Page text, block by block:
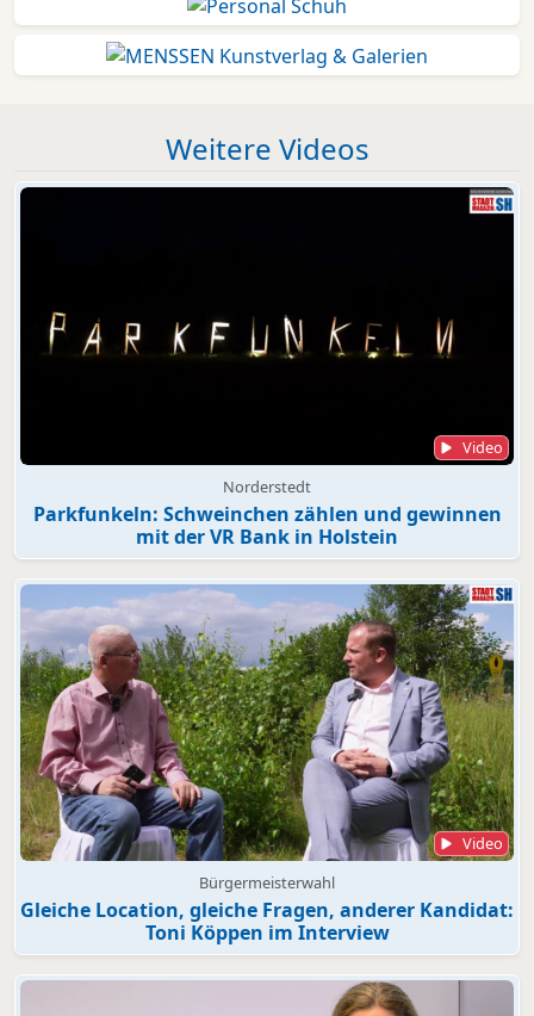
Weitere Videos
Video
Norderstedt
Parkfunkeln: Schweinchen zählen und gewinnen
mit der VR Bank in Holstein
Video
Bürgermeisterwahl
Gleiche Location, gleiche Fragen, anderer Kandidat:
Toni Köppen im Interview